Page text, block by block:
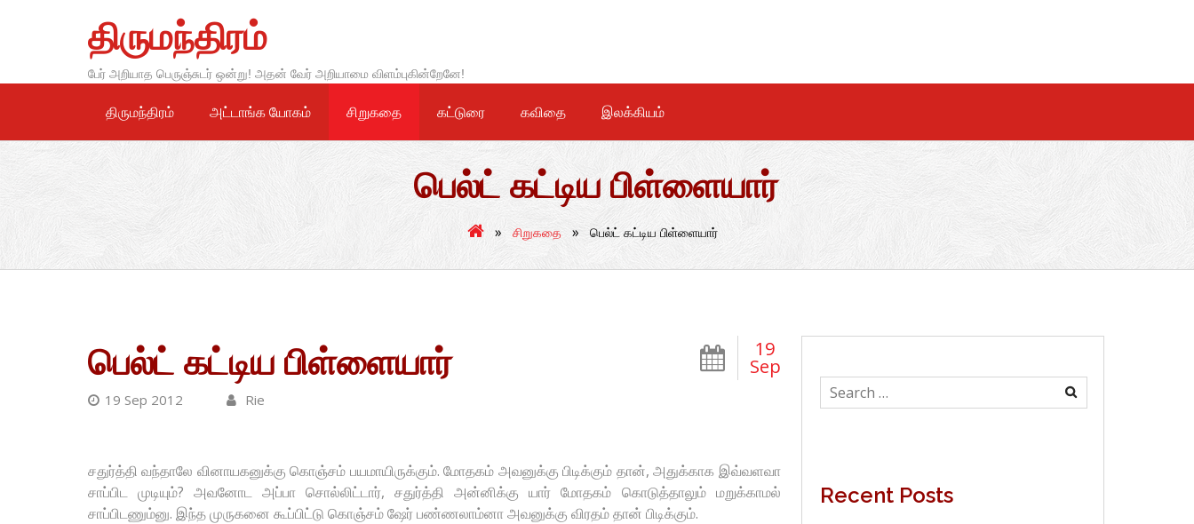
திருமந்திரம்
பேர் அறியாத பெருஞ்சுடர் ஒன்று! அதன் வேர் அறியாமை விளம்புகின்றேனே!
திருமந்திரம் அட்டாங்க யோகம் சிறுகதை கட்டுரை கவிதை இலக்கியம்
பெல்ட் கட்டிய பிள்ளையார்
» சிறுகதை » பெல்ட் கட்டிய பிள்ளையார்
19
Sep
பெல்ட் கட்டிய பிள்ளையார்
19 Sep 2012 Rie
சதுர்த்தி வந்தாலே வினாயகனுக்கு கொஞ்சம் பயமாயிருக்கும். மோதகம் அவனுக்கு பிடிக்கும் தான், அதுக்காக இவ்வளவா
சாப்பிட முடியும்? அவனோட அப்பா சொல்லிட்டார், சதுர்த்தி அன்னிக்கு யார் மோதகம் கொடுத்தாலும் மறுக்காமல்
சாப்பிடணும்னு. இந்த முருகனை கூப்பிட்டு கொஞ்சம் ஷேர் பண்ணலாம்னா அவனுக்கு விரதம் தான் பிடிக்கும்.
Search
for:
Recent Posts